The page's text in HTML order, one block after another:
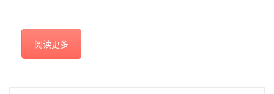
阅读更多